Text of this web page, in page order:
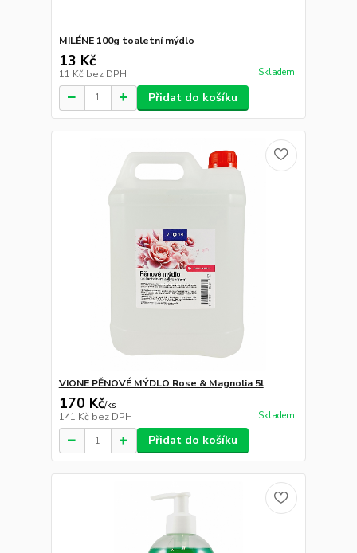
MILÉNE 100g toaletní mýdlo
13 Kč
11 Kč bez DPH Skladem
Přidat do košíku
VIONE PĚNOVÉ MÝDLO Rose & Magnolia 5l
170 Kč/ks
141 Kč bez DPH Skladem
Přidat do košíku